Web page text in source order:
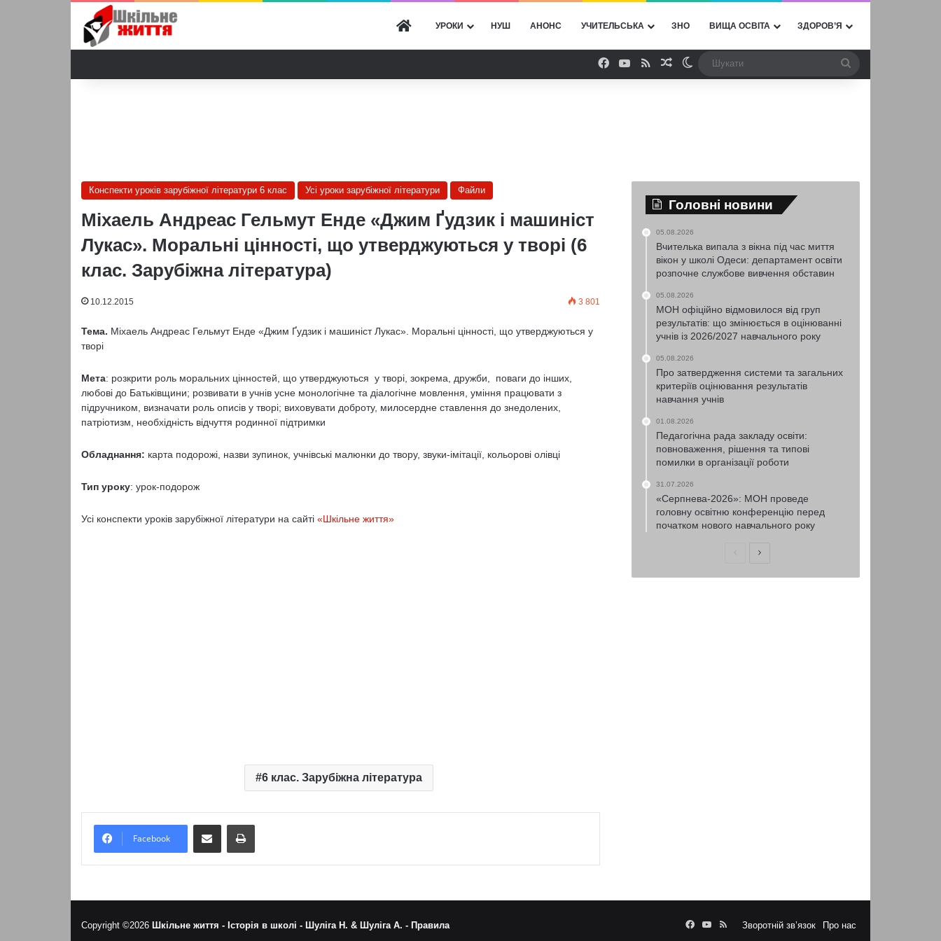
ГОЛОВНА
УРОКИ НУШ АНОНС УЧИТЕЛЬСЬКА ЗНО ВИЩА ОСВІТА ЗДОРОВ’Я
Facebook
YouTube
RSSВипадкова стаття
Switch skin
Конспекти уроків зарубіжної літератури 6 клас Усі уроки зарубіжної літератури Файли
Міхаель Андреас Гельмут Енде «Джим Ґудзик і машиніст
Лукас». Моральні цінності, що утверджуються у творі (6
клас. Зарубіжна література)
10.12.2015 3 801
Тема. Міхаель Андреас Гельмут Енде «Джим Ґудзик і машиніст Лукас». Моральні цінності, що утверджуються у
творі
Мета: розкрити роль моральних цінностей, що утверджуються у творі, зокрема, дружби, поваги до інших,
любові до Батьківщини; розвивати в учнів усне монологічне та діалогічне мовлення, уміння працювати з
підручником, визначати роль описів у творі; виховувати доброту, милосердне ставлення до знедолених,
патріотизм, необхідність відчуття родинної підтримки
Обладнання: карта подорожі, назви зупинок, учнівські малюнки до твору, звуки-імітації, кольорові олівці
Тип уроку: урок-подорож
Усі конспекти уроків зарубіжної літератури на сайті «Шкільне життя»
6 клас. Зарубіжна література
Facebook
Надіслати електронною поштоюНадрукувати
Головні новини
05.08.2026
Вчителька випала з вікна під час миття
вікон у школі Одеси: департамент освіти
розпочне службове вивчення обставин
05.08.2026
МОН офіційно відмовилося від груп
результатів: що змінюється в оцінюванні
учнів із 2026/2027 навчального року
05.08.2026
Про затвердження системи та загальних
критеріїв оцінювання результатів
навчання учнів
01.08.2026
Педагогічна рада закладу освіти:
повноваження, рішення та типові
помилки в організації роботи
31.07.2026
«Серпнева-2026»: МОН проведе
головну освітню конференцію перед
початком нового навчального року
ПопередняНаступна
Copyright ©2026 Шкільне життя - Історія в школі - Шуліга Н. & Шуліга А. - Правила Зворотній зв’язок Про нас
FacebookYouTube
RSS